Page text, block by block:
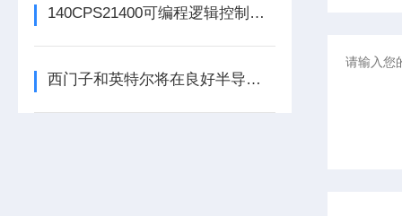
140CPS21400可编程逻辑控制器的常见问题解决方法分享
西门子和英特尔将在良好半导体制造领域展开合作